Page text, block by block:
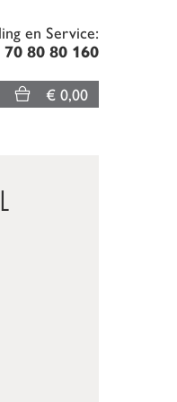
en Service:
70 80 80 160
€ 0,00